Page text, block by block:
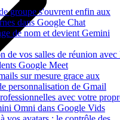
groupe s'ouvrent enfin aux
dans Google Chat
de nom et devient Gemini
de vos salles de réunion avec
Google Meet
sur mesure grace aux
personnalisation de Gmail
avec votre
Omni dans Google Vids